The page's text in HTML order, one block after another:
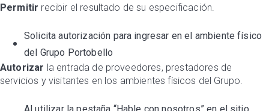
Permitir recibir el resultado de su especificación.
Solicita autorización para ingresar en el ambiente físico
del Grupo Portobello
Autorizar la entrada de proveedores, prestadores de
servicios y visitantes en los ambientes físicos del Grupo.